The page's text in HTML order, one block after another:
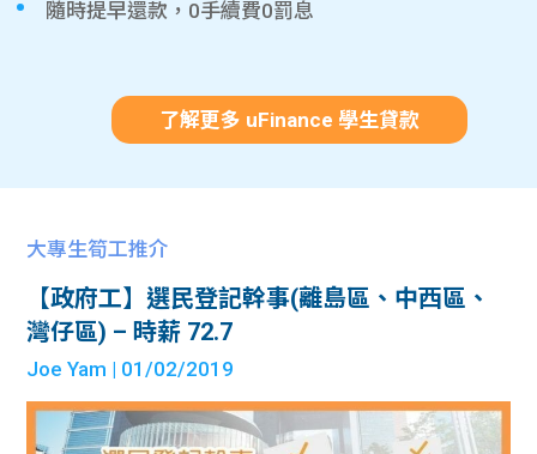
隨時提早還款，0手續費0罰息
了解更多 uFinance 學生貸款
大專生筍工推介
【政府工】選民登記幹事(離島區、中西區、
灣仔區) – 時薪 72.7
Joe Yam | 01/02/2019